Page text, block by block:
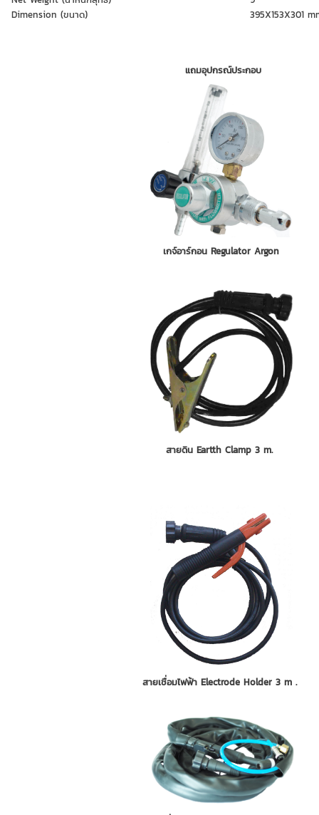
Dimension (ขนาด)
395X153X301
แถมอุปกรณ์ประกอบ
เกจ์อาร์กอน Regulator Argon
สายดิน Eartth Clamp 3 m.
สายเชื่อมไฟฟ้า Electrode Holder 3 m .